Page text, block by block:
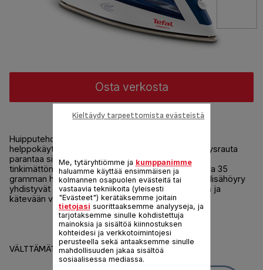
Osta verkosta
Nopeaa ja vaivatonta silitystä
Huipputehokkaan suorituskyvyn ja uskomattoman
helppokäyttöisyyden yhdistävä Maestro-höyrysilitysrauta
parantaa silitystä helppokäyttöisillä toiminnoilla ja
tinkimättömällä suorituskyvyllä. Silitysraudan jatkuva 35
gramman höyryntuotto minuutissa ja 115 gramman lisähöyry
yhdistyvät helposti liukuvaan keraamiseen pohjaan ja
kätevään valikoimaan silitysominaisuuksia.
Jaa Lähetä
VÄLTTÄMÄTTÖMÄT
Me, tytäryhtiömme ja kumppanimme
haluamme käyttää ensimmäisen ja
kolmannen osapuolen evästeitä tai
vastaavia tekniikoita (yleisesti
"Evästeet") kerätäksemme joitain
tietojasi suorittaaksemme analyyseja, ja
tarjotaksemme sinulle kohdistettuja
mainoksia ja sisältöä kiinnostuksen
kohteidesi ja verkkotoimintojesi
perusteella sekä antaaksemme sinulle
mahdollisuuden jakaa sisältöä
sosiaalisessa mediassa.
Kieltäydy tarpeettomista evästeistä